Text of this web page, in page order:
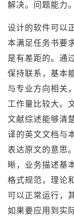
解决。问题能力。
设计的软件可以
本满足任务书要
是有差距的。通
保持联系，基本
与专业方向相关
工作量比较大。
文献综述能够清
译的英文文档与
表达原文的意思
晰，业务描述基
格式规范，理论
可以正常运行，
如果要应用到实